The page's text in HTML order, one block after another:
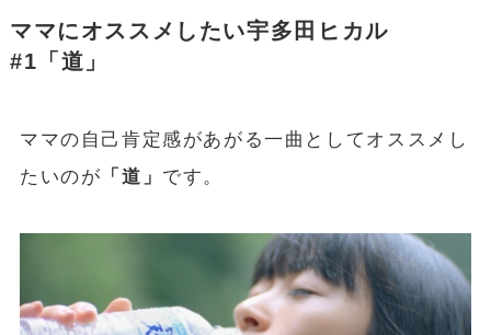
ママにオススメしたい宇多田ヒカル
#1「道」
ママの自己肯定感があがる一曲としてオススメし
たいのが 「道」 です。